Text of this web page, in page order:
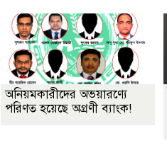
অনিয়মকারীদের অভয়ারণ্যে
পরিণত হয়েছে অগ্রণী ব্যাংক!